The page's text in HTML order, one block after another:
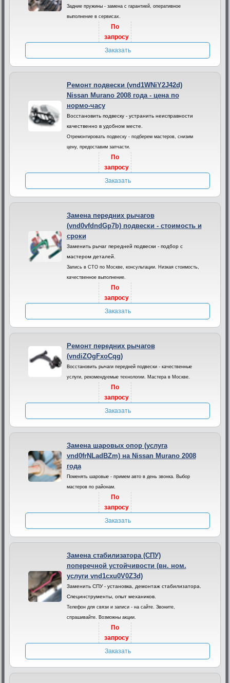
Задние пружины - замена с гарантией, оперативное
выполнение в сервисах.
По
запросу
Заказать
Ремонт подвески (vnd1WNiY2J42d)
Nissan Murano 2008 года - цена по
нормо-часу
Восстановить подвеску - устранить неисправности
качественно в удобном месте.
Отремонтировать подвеску - подберем мастеров, снизим
цену, предоставим запчасти.
По
запросу
Заказать
Замена передних рычагов
(vnd0vfdndGp7b) подвески - стоимость и
сроки
Заменить рычаг передней подвески - подбор с
мастером деталей.
Запись в СТО по Москве, консультации. Низкая стоимость,
качественное выполнение.
По
запросу
Заказать
Ремонт передних рычагов
(vndiZOgFxoCqg)
Восстановить рычаги передней подвески - качественные
услуги, рекомендуемые технологии. Мастера в Москве.
По
запросу
Заказать
Замена шаровых опор (услуга
vnd0frNLadBZm) на Nissan Murano 2008
года
Поменять шаровые - примем авто в день звонка. Выбор
мастеров по районам.
По
запросу
Заказать
Замена стабилизатора (СПУ)
поперечной устойчивости (вн. ном.
услуги vnd1cxu0V0Z3d)
Заменить СПУ - установка, демонтаж стабилизатора.
Специнструменты, опыт механиков.
Телефон для связи и записи - на сайте. Звоните,
спрашивайте. Возможны акции.
По
запросу
Заказать